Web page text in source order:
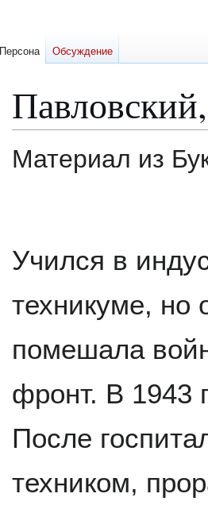
Материал из
Учился в
техникуме, но
помешала
фронт. В 1943
После
техником,
Персона Обсуждение